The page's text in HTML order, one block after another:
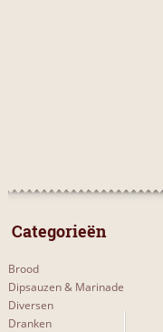
Categorieën
Brood
Dipsauzen & Marinade
Diversen
Dranken